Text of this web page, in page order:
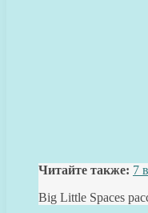
Читайте также: 7
Big Little Spaces